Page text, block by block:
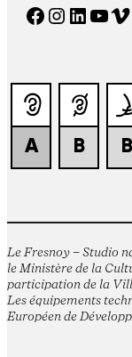
Facebook Instagram LinkedIn YouTube Vimeo
Le Fresnoy – Studio
le Ministère de la
participation de la
Les équipements
Européen de